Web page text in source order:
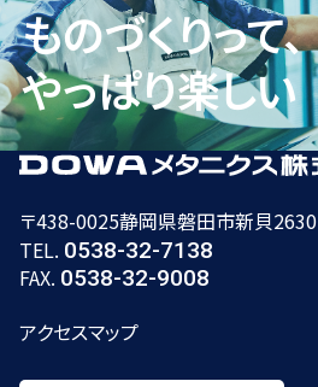
ものづくりって、
やっぱり楽しい
〒438-0025静岡県磐田市新貝2630
TEL. 0538-32-7138
FAX. 0538-32-9008
アクセスマップ